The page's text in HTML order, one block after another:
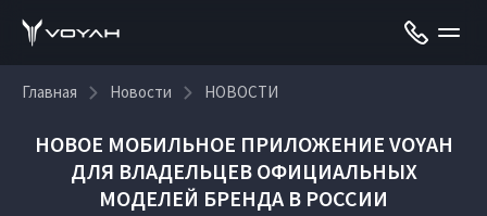
Главная Новости НОВОСТИ
НОВОЕ МОБИЛЬНОЕ ПРИЛОЖЕНИЕ VOYAH
ДЛЯ ВЛАДЕЛЬЦЕВ ОФИЦИАЛЬНЫХ
МОДЕЛЕЙ БРЕНДА В РОССИИ